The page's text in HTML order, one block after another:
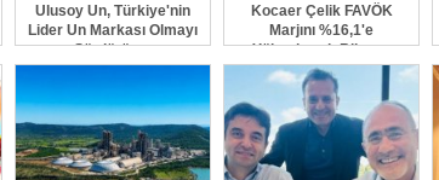
Ulusoy Un, Türkiye'nin
Lider Un Markası Olmayı
Sürdürüyor
Kocaer Çelik FAVÖK
Marjını %16,1'e
Yükselterek Bilanço
Yapısını Güçlendirmeye
Devam Etti